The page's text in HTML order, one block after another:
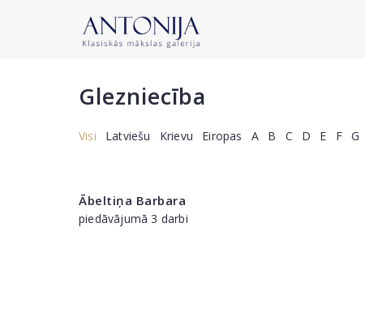
Glezniecība
Visi Latviešu Krievu Eiropas A B C D E F G
Ābeltiņa Barbara
piedāvājumā 3 darbi